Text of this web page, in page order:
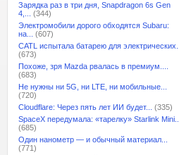
Зарядка раз в три дня, Snapdragon 6s Gen
4,...
(344)
Электромобили дорого обходятся Subaru:
на...
(607)
CATL испытала батарею для электрических...
(673)
Похоже, зря Mazda рвалась в премиум....
(683)
Не нужны ни 5G, ни LTE, ни мобильные...
(720)
Cloudflare: Через пять лет ИИ будет...
(335)
SpaceX передумала: «тарелку» Starlink Mini...
(685)
Один нанометр — и обычный материал...
(771)